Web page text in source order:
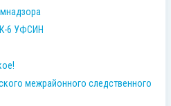
6 УФСИН
межрайонного следственного